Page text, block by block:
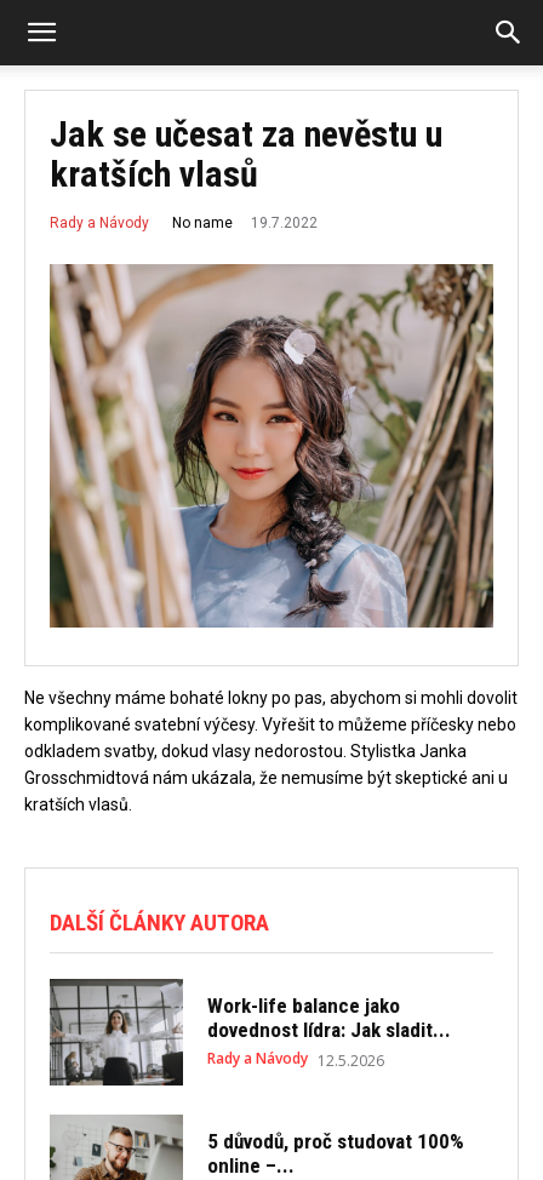
Jak se učesat za nevěstu u
kratších vlasů
Rady a Návody No name 19.7.2022
Ne všechny máme bohaté lokny po pas, abychom si mohli dovolit
komplikované svatební výčesy. Vyřešit to můžeme příčesky nebo
odkladem svatby, dokud vlasy nedorostou. Stylistka Janka
Grosschmidtová nám ukázala, že nemusíme být skeptické ani u
kratších vlasů.
DALŠÍ ČLÁNKY AUTORA
Work-life balance jako
dovednost lídra: Jak sladit...
Rady a Návody 12.5.2026
5 důvodů, proč studovat 100%
online –...